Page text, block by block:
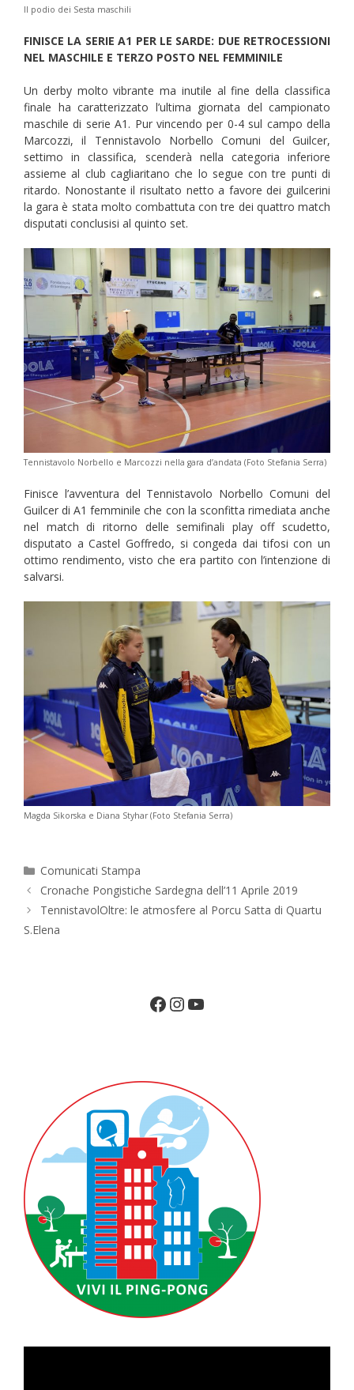
Il podio dei Sesta maschili
FINISCE LA SERIE A1 PER LE SARDE: DUE RETROCESSIONI
NEL MASCHILE E TERZO POSTO NEL FEMMINILE
Un derby molto vibrante ma inutile al fine della classifica
finale ha caratterizzato l’ultima giornata del campionato
maschile di serie A1. Pur vincendo per 0-4 sul campo della
Marcozzi, il Tennistavolo Norbello Comuni del Guilcer,
settimo in classifica, scenderà nella categoria inferiore
assieme al club cagliaritano che lo segue con tre punti di
ritardo. Nonostante il risultato netto a favore dei guilcerini
la gara è stata molto combattuta con tre dei quattro match
disputati conclusisi al quinto set.
Tennistavolo Norbello e Marcozzi nella gara d’andata (Foto Stefania Serra)
Finisce l’avventura del Tennistavolo Norbello Comuni del
Guilcer di A1 femminile che con la sconfitta rimediata anche
nel match di ritorno delle semifinali play off scudetto,
disputato a Castel Goffredo, si congeda dai tifosi con un
ottimo rendimento, visto che era partito con l’intenzione di
salvarsi.
Magda Sikorska e Diana Styhar (Foto Stefania Serra)
Categorie
Comunicati Stampa
Cronache Pongistiche Sardegna dell’11 Aprile 2019
TennistavolOltre: le atmosfere al Porcu Satta di Quartu
S.Elena
Facebook
Instagram
YouTube